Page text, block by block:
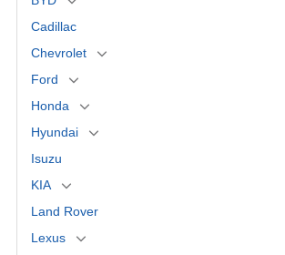
Cadillac
Chevrolet
Ford
Honda
Hyundai
Isuzu
KIA
Land Rover
Lexus